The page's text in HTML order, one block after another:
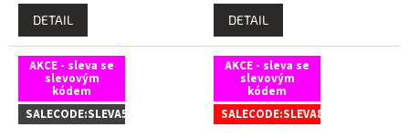
DETAIL DETAIL
AKCE - sleva se
slevovým
kódem
SALECODE:SLEVA5:5:%
AKCE - sleva se
slevovým
kódem
SALECODE:SLEVA8:8:%